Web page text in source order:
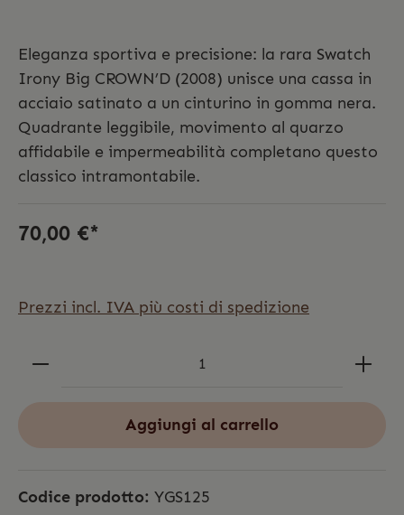
Eleganza sportiva e precisione: la rara Swatch
Irony Big CROWN’D (2008) unisce una cassa in
acciaio satinato a un cinturino in gomma nera.
Quadrante leggibile, movimento al quarzo
affidabile e impermeabilità completano questo
classico intramontabile.
70,00 €*
Prezzi incl. IVA più costi di spedizione
Aggiungi al carrello
Codice prodotto: YGS125